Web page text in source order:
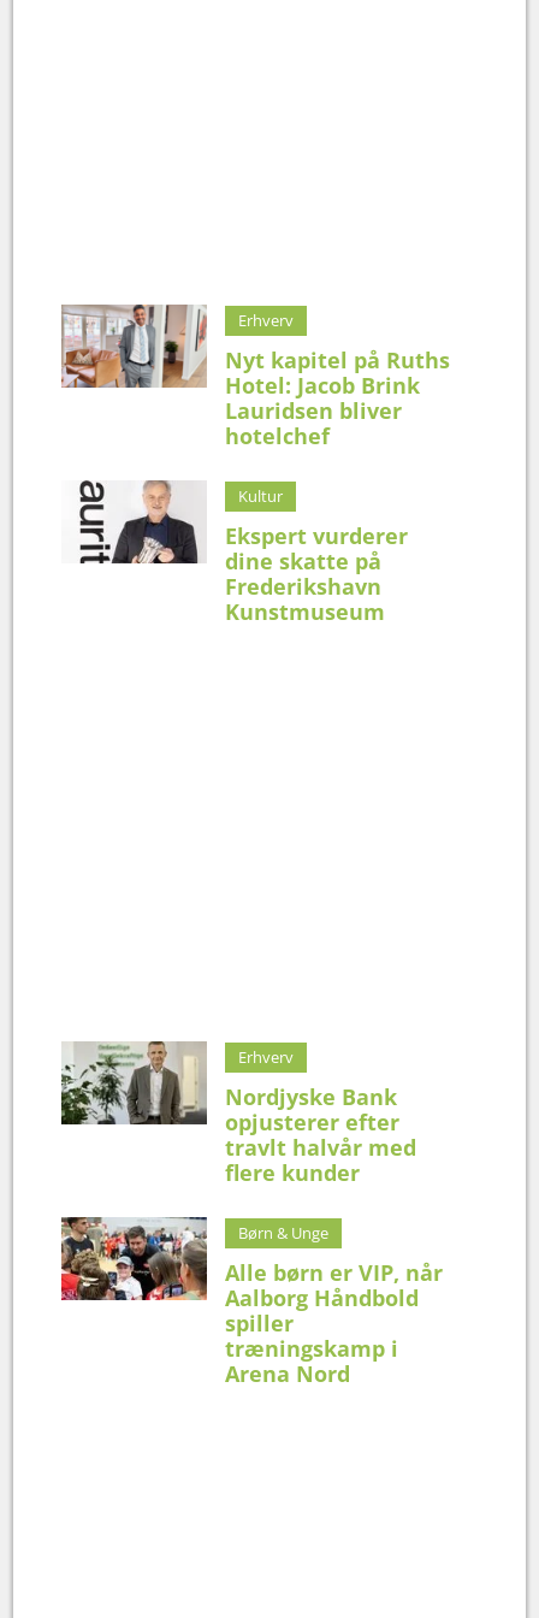
Erhverv
Nyt kapitel på Ruths
Hotel: Jacob Brink
Lauridsen bliver
hotelchef
Kultur
Ekspert vurderer
dine skatte på
Frederikshavn
Kunstmuseum
Erhverv
Nordjyske Bank
opjusterer efter
travlt halvår med
flere kunder
Børn & Unge
Alle børn er VIP, når
Aalborg Håndbold
spiller
træningskamp i
Arena Nord